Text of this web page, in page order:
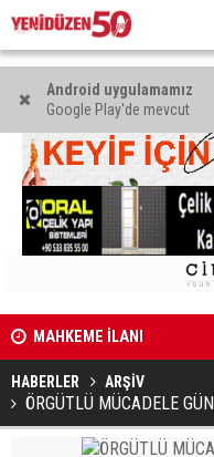
Android uygulamamız
Google Play'de mevcut
Genç Hekimler Derneği,
açtı
HABERLER ARŞİV
ÖRGÜTLÜ MÜCADELE